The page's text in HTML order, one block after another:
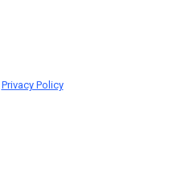
Privacy Policy